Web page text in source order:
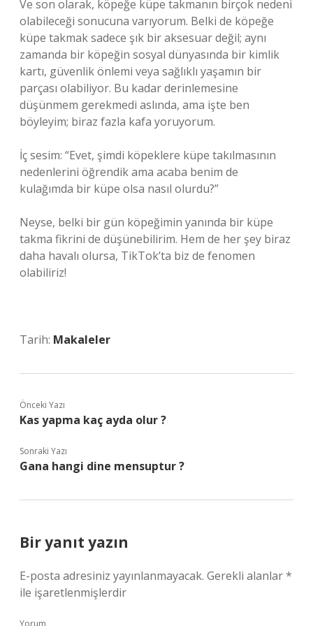
Ve son olarak, köpeğe küpe takmanın birçok nedeni
olabileceği sonucuna varıyorum. Belki de köpeğe
küpe takmak sadece şık bir aksesuar değil; aynı
zamanda bir köpeğin sosyal dünyasında bir kimlik
kartı, güvenlik önlemi veya sağlıklı yaşamın bir
parçası olabiliyor. Bu kadar derinlemesine
düşünmem gerekmedi aslında, ama işte ben
böyleyim; biraz fazla kafa yoruyorum.
İç sesim: “Evet, şimdi köpeklere küpe takılmasının
nedenlerini öğrendik ama acaba benim de
kulağımda bir küpe olsa nasıl olurdu?”
Neyse, belki bir gün köpeğimin yanında bir küpe
takma fikrini de düşünebilirim. Hem de her şey biraz
daha havalı olursa, TikTok’ta biz de fenomen
olabiliriz!
Tarih: Makaleler
Önceki Yazı
Kas yapma kaç ayda olur ?
Sonraki Yazı
Gana hangi dine mensuptur ?
Bir yanıt yazın
E-posta adresiniz yayınlanmayacak. Gerekli alanlar*
ile işaretlenmişlerdir
Yorum